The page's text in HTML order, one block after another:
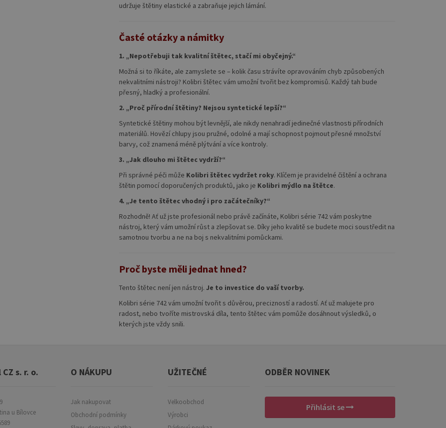
udržuje štětiny elastické a zabraňuje jejich lámání.
Časté otázky a námitky
1. „Nepotřebuji tak kvalitní štětec, stačí mi obyčejný.“
Možná si to říkáte, ale zamyslete se – kolik času strávíte opravováním chyb způsobených
nekvalitními nástroji? Kolibri štětec vám umožní tvořit bez kompromisů. Každý tah bude
přesný, hladký a profesionální.
2. „Proč přírodní štětiny? Nejsou syntetické lepší?“
Syntetické štětiny mohou být levnější, ale nikdy nenahradí jedinečné vlastnosti přírodních
materiálů. Hovězí chlupy jsou pružné, odolné a mají schopnost pojmout přesné množství
barvy, což znamená méně plýtvání a více kontroly.
3. „Jak dlouho mi štětec vydrží?“
Při správné péči může Kolibri štětec vydržet roky. Klíčem je pravidelné čištění a ochrana
štětin pomocí doporučených produktů, jako je Kolibri mýdlo na štětce.
4. „Je tento štětec vhodný i pro začátečníky?“
Rozhodně! Ať už jste profesionál nebo právě začínáte, Kolibri série 742 vám poskytne
nástroj, který vám umožní růst a zlepšovat se. Díky jeho kvalitě se budete moci soustředit na
samotnou tvorbu a ne na boj s nekvalitními pomůckami.
Proč byste měli jednat hned?
Tento štětec není jen nástroj. Je to investice do vaší tvorby.
Kolibri série 742 vám umožní tvořit s důvěrou, precizností a radostí. Ať už malujete pro
radost, nebo tvoříte mistrovská díla, tento štětec vám pomůže dosáhnout výsledků, o
kterých jste vždy snili.
s. r. o.
u Bílovce
O NÁKUPU
Jak nakupovat
Obchodní podmínky
UŽITEČNÉ
Velkoobchod
Výrobci
ODBĚR NOVINEK
Přihlásit se